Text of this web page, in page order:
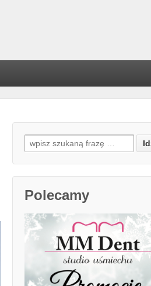
Search for:
Polecamy